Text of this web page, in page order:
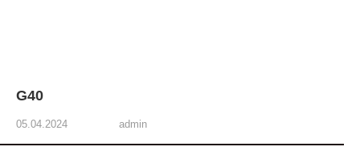
G40
05.04.2024 admin